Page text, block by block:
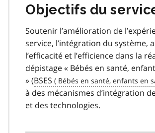
Objectifs du
Soutenir l’amélioration de
service, l’intégration du système,
l’efficacité et l’efficience dans la
dépistage « Bébés en santé,
» (BSES
à des mécanismes d’intégration
et des technologies.